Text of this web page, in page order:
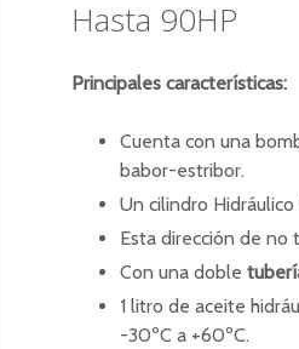
Hasta 90HP
Principales características:
Cuenta con una
babor-estribor.
Un cilindro
Esta dirección de no
Con una doble
1 litro de aceite
-30ºC a +60ºC.